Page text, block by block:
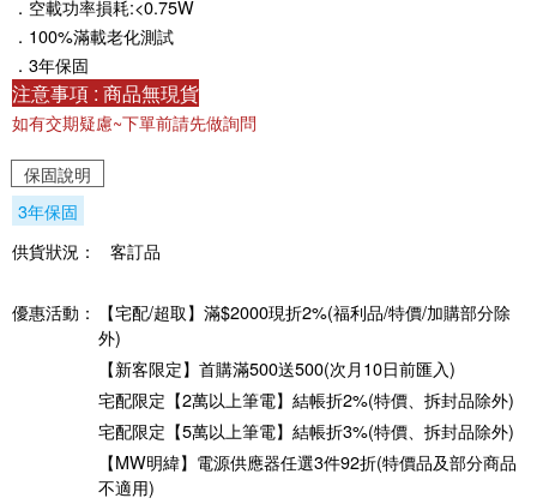
．空載功率損耗:<0.75W
．100%滿載老化測試
．3年保固
注意事項 : 商品無現貨
如有交期疑慮~下單前請先做詢問
保固說明
3年保固
供貨狀況：
客訂品
優惠活動：
【宅配/超取】滿$2000現折2%(福利品/特價/加購部分除
外)
【新客限定】首購滿500送500(次月10日前匯入)
宅配限定【2萬以上筆電】結帳折2%(特價、拆封品除外)
宅配限定【5萬以上筆電】結帳折3%(特價、拆封品除外)
【MW明緯】電源供應器任選3件92折(特價品及部分商品
不適用)